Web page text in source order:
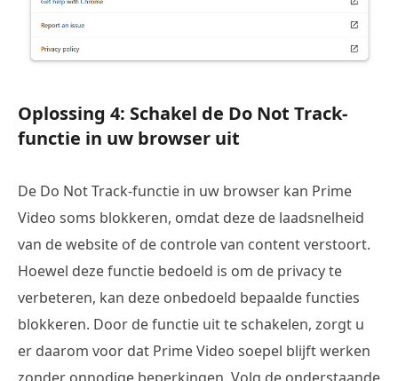
Oplossing 4: Schakel de Do Not Track-
functie in uw browser uit
De Do Not Track-functie in uw browser kan Prime
Video soms blokkeren, omdat deze de laadsnelheid
van de website of de controle van content verstoort.
Hoewel deze functie bedoeld is om de privacy te
verbeteren, kan deze onbedoeld bepaalde functies
blokkeren. Door de functie uit te schakelen, zorgt u
er daarom voor dat Prime Video soepel blijft werken